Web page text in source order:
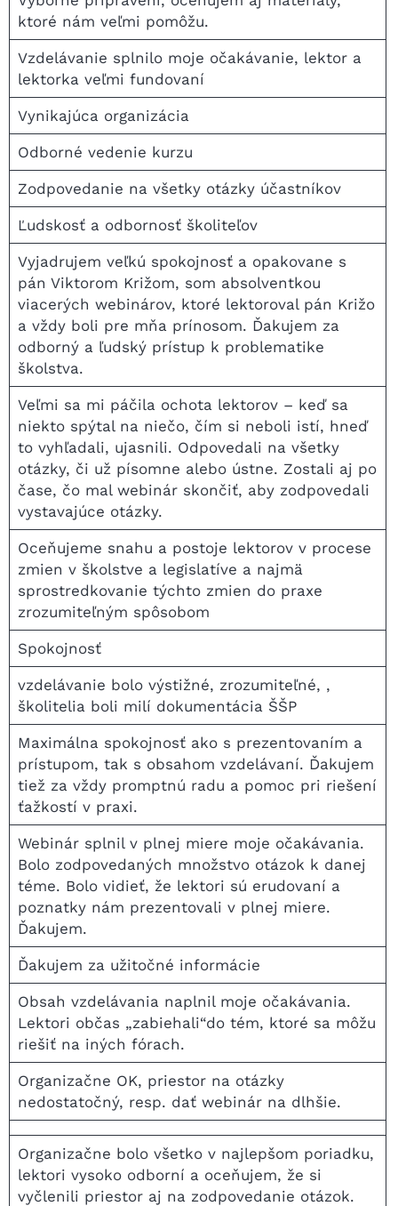
ktoré nám veľmi pomôžu.
Vzdelávanie splnilo moje očakávanie, lektor a
lektorka veľmi fundovaní
Vynikajúca organizácia
Odborné vedenie kurzu
Zodpovedanie na všetky otázky účastníkov
Ľudskosť a odbornosť školiteľov
Vyjadrujem veľkú spokojnosť a opakovane s
pán Viktorom Križom, som absolventkou
viacerých webinárov, ktoré lektoroval pán Križo
a vždy boli pre mňa prínosom. Ďakujem za
odborný a ľudský prístup k problematike
školstva.
Veľmi sa mi páčila ochota lektorov – keď sa
niekto spýtal na niečo, čím si neboli istí, hneď
to vyhľadali, ujasnili. Odpovedali na všetky
otázky, či už písomne alebo ústne. Zostali aj po
čase, čo mal webinár skončiť, aby zodpovedali
vystavajúce otázky.
Oceňujeme snahu a postoje lektorov v procese
zmien v školstve a legislatíve a najmä
sprostredkovanie týchto zmien do praxe
zrozumiteľným spôsobom
Spokojnosť
vzdelávanie bolo výstižné, zrozumiteľné, ,
školitelia boli milí dokumentácia ŠŠP
Maximálna spokojnosť ako s prezentovaním a
prístupom, tak s obsahom vzdelávaní. Ďakujem
tiež za vždy promptnú radu a pomoc pri riešení
ťažkostí v praxi.
Webinár splnil v plnej miere moje očakávania.
Bolo zodpovedaných množstvo otázok k danej
téme. Bolo vidieť, že lektori sú erudovaní a
poznatky nám prezentovali v plnej miere.
Ďakujem.
Ďakujem za užitočné informácie
Obsah vzdelávania naplnil moje očakávania.
Lektori občas „zabiehali“do tém, ktoré sa môžu
riešiť na iných fórach.
Organizačne OK, priestor na otázky
nedostatočný, resp. dať webinár na dlhšie.
Organizačne bolo všetko v najlepšom poriadku,
lektori vysoko odborní a oceňujem, že si
vyčlenili priestor aj na zodpovedanie otázok.